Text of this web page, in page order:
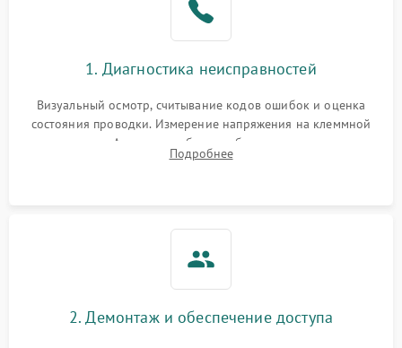
1. Диагностика неисправностей
Визуальный осмотр, считывание кодов ошибок и оценка
состояния проводки. Измерение напряжения на клеммной
колодке. Анализ жалоб на проблемы с нагревом,
конвекцией, панелью управления или блокировкой дверцы.
Подробнее
2. Демонтаж и обеспечение доступа